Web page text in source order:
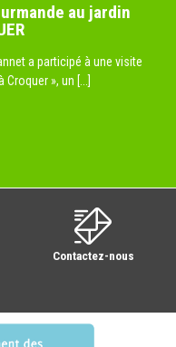
au jardin
a participé à une visite
», un [...]
Contactez-nous